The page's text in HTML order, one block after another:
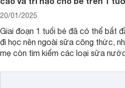
20/01/2025
Giai đoạn 1 tuổi bé đã có thể bắt
đi học nên ngoài sữa công thức,
mẹ còn tìm kiếm các loại sữa